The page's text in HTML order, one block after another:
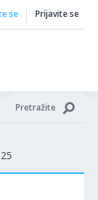
se Prijavite se
Pretražite